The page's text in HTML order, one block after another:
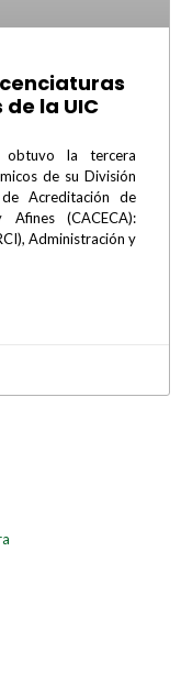
la UIC
obtuvo la tercera
de su División
Acreditación de
Afines (CACECA):
Administración y